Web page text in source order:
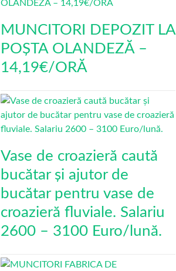
MUNCITORI DEPOZIT LA
POȘTA OLANDEZĂ –
14,19€/ORĂ
Vase de croazieră caută
bucătar și ajutor de
bucătar pentru vase de
croazieră fluviale. Salariu
2600 – 3100 Euro/lună.